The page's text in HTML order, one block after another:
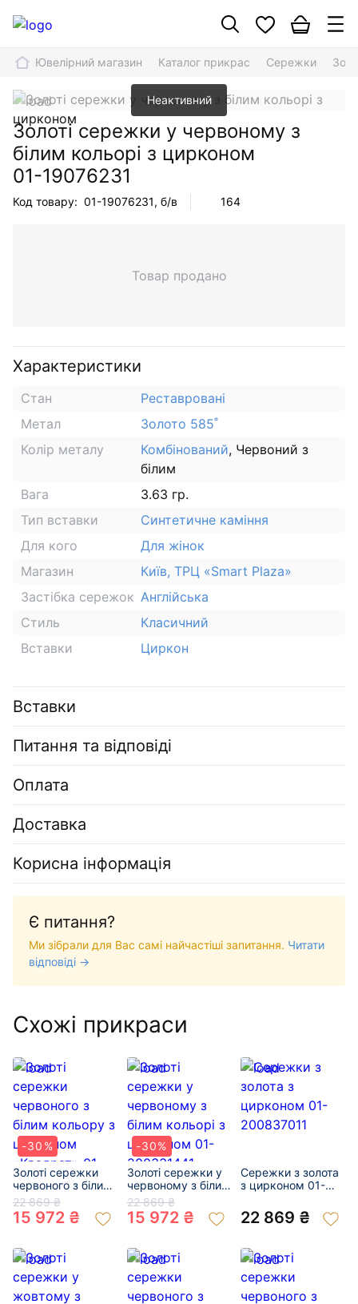
Ювелірний магазин Каталог прикрас Сережки
Неактивний
Золоті сережки у червоному з
білим кольорі з цирконом
01-19076231
Код товару: 01-19076231, б/в 164
Товар продано
Характеристики
Стан
Реставровані
Метал
Золото 585˚
Колір металу
Комбінований, Червоний з
білим
Вага
3.63 гр.
Тип вставки
Синтетичне каміння
Для кого
Для жінок
Магазин
Київ, ТРЦ «Smart Plaza»
Застібка сережок Англійська
Стиль
Класичний
Вставки
Циркон
Вставки
Питання та відповіді
Оплата
Доставка
Корисна інформація
Є питання?
Ми зібрали для Вас самі найчастіші запитання. Читати
відповіді →
Схожі прикраси
-30%
Золоті сережки
червоного з білим
кольору з
цирконом
«Квадрат» 01-
22 869 ₴
15 972 ₴
-30%
Золоті сережки у
червоному з білим
кольорі з
цирконом 01-
200331441
22 869 ₴
15 972 ₴
Сережки з золота
з цирконом 01-
22 869 ₴